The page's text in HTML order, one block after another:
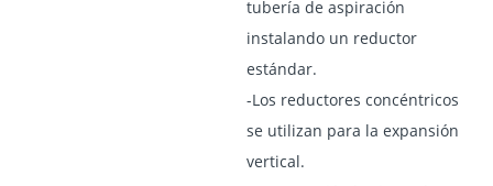
tubería de aspiración
instalando un reductor
estándar.
-Los reductores concéntricos
se utilizan para la expansión
vertical.